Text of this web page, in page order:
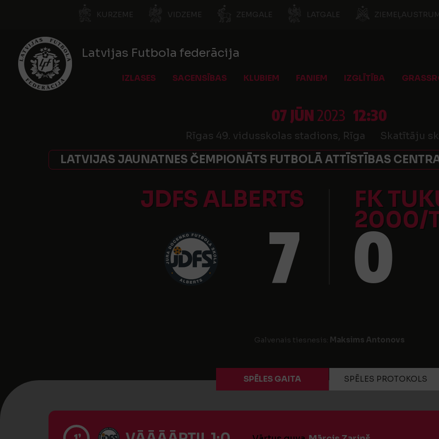
KURZEME VIDZEME ZEMGALE LATGALE
Latvijas Futbola federācija
IZLASES SACENSĪBAS KLUBIEM FANIEM IZGLĪTĪBA
07 JŪN2023 12:30
Rīgas 49. vidusskolas stadions, Rīga Skatītāju
LATVIJAS JAUNATNES ČEMPIONĀTS FUTBOLĀ ATTĪSTĪBAS
JDFS ALBERTS FK
2000/
7 0
Galvenais tiesnesis: Maksims Antonovs
SPĒLES GAITA SPĒLES PROTOKOLS